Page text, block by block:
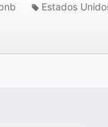
Estados